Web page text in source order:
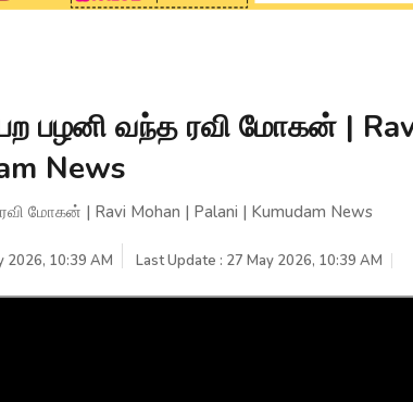
பழனி வந்த ரவி மோகன் |
News
மோகன் | Ravi Mohan | Palani | Kumudam News
2026, 10:39 AM Last Update : 27 May 2026, 10:39 AM